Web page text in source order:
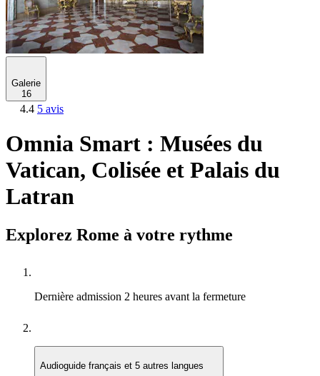
Galerie
16
4.4 5 avis
Omnia Smart : Musées du
Vatican, Colisée et Palais du
Latran
Explorez Rome à votre rythme
Dernière admission 2 heures avant la fermeture
Audioguide français et 5 autres langues